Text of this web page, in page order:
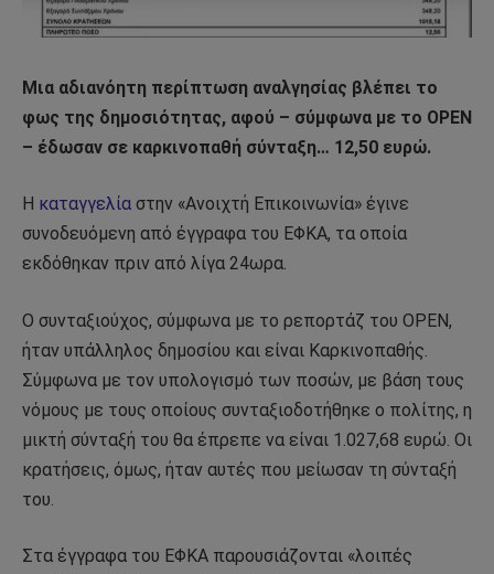
Μια αδιανόητη περίπτωση αναλγησίας βλέπει το
φως της δημοσιότητας, αφού – σύμφωνα με το OPEN
– έδωσαν σε καρκινοπαθή σύνταξη… 12,50 ευρώ.
Η καταγγελία στην «Ανοιχτή Επικοινωνία» έγινε
συνοδευόμενη από έγγραφα του ΕΦΚΑ, τα οποία
εκδόθηκαν πριν από λίγα 24ωρα.
Ο συνταξιούχος, σύμφωνα με το ρεπορτάζ του OPEN,
ήταν υπάλληλος δημοσίου και είναι Καρκινοπαθής.
Σύμφωνα με τον υπολογισμό των ποσών, με βάση τους
νόμους με τους οποίους συνταξιοδοτήθηκε ο πολίτης, η
μικτή σύνταξή του θα έπρεπε να είναι 1.027,68 ευρώ. Οι
κρατήσεις, όμως, ήταν αυτές που μείωσαν τη σύνταξή
του.
Στα έγγραφα του ΕΦΚΑ παρουσιάζονται «λοιπές